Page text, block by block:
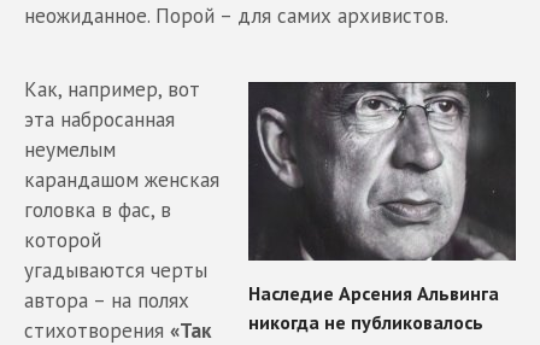
неожиданное. Порой – для самих архивистов.
Как, например, вот
эта набросанная
неумелым
карандашом женская
головка в фас, в
которой
угадываются черты
автора – на полях
стихотворения «Так